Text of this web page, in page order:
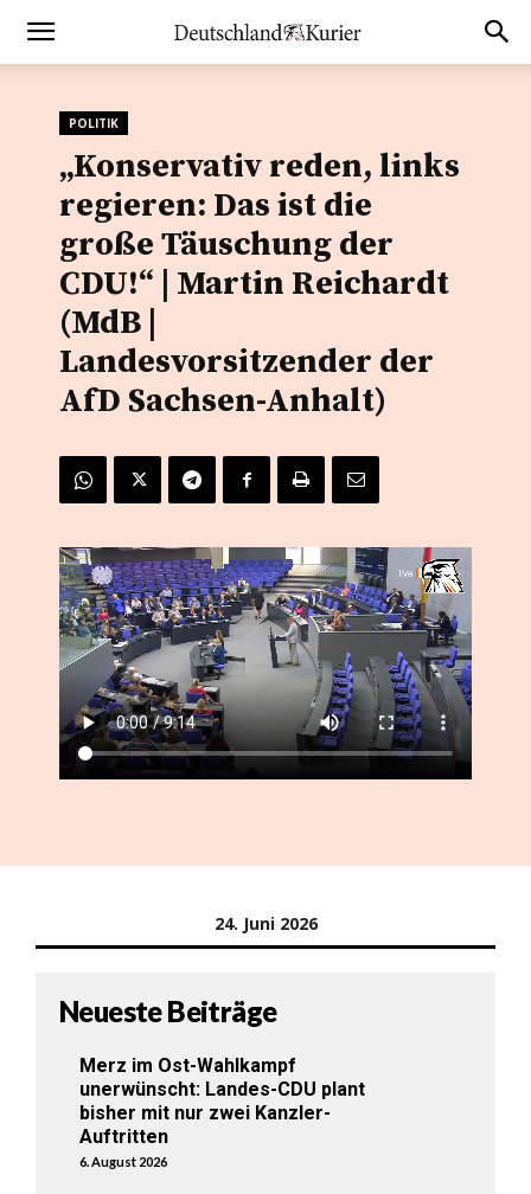
POLITIK
„Konservativ reden, links
regieren: Das ist die
große Täuschung der
CDU!“ | Martin Reichardt
(MdB |
Landesvorsitzender der
AfD Sachsen-Anhalt)
24. Juni 2026
Neueste Beiträge
Merz im Ost-Wahlkampf
unerwünscht: Landes-CDU plant
bisher mit nur zwei Kanzler-
Auftritten
6. August 2026